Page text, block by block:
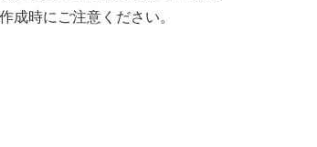
成時にご注意ください。